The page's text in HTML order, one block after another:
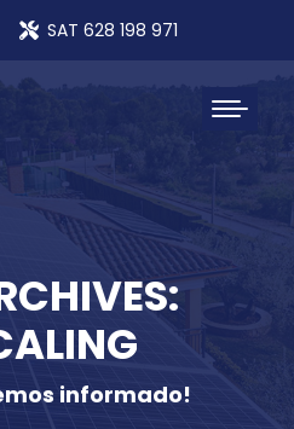
SAT 628 198 971
informado!